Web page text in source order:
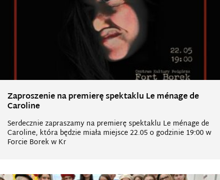
Zaproszenie na premierę spektaklu Le ménage de
Caroline
Serdecznie zapraszamy na premierę spektaklu Le ménage de
Caroline, która będzie miała miejsce 22.05 o godzinie 19:00 w
Forcie Borek w Kr